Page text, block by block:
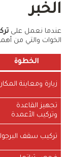
الخبر
عندما نعمل على
الخوات والتي من
الخطوة
زيارة ومعاينة
تجهيز القاعدة
وتركيب الأعمدة
تركيب سقف